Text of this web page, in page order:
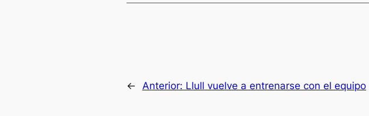
← Anterior: Llull vuelve a entrenarse con el equipo